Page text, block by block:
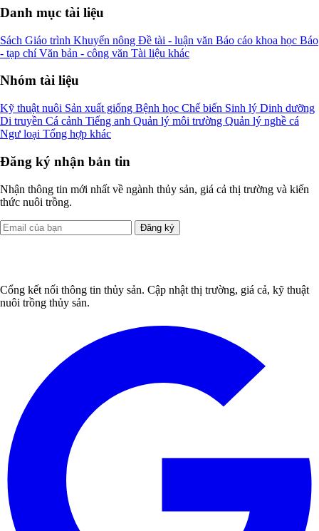
Danh mục tài liệu
Sách Giáo trình Khuyến nông Đề tài - luận văn Báo cáo khoa học Báo
- tạp chíVăn bản - công văn Tài liệu khác
Nhóm tài liệu
Kỹ thuật nuôi Sản xuất giống Bệnh học Chế biến Sinh lý Dinh dưỡng
Di truyền Cá cảnh Tiếng anh Quản lý môi trường Quản lý nghề cá
Ngư loại Tổng hợp khác
Đăng ký nhận bản tin
Nhận thông tin mới nhất về ngành thủy sản, giá cả thị trường và kiến
thức nuôi trồng.
Đăng ký
Cổng kết nối thông tin thủy sản. Cập nhật thị trường, giá cả, kỹ thuật
nuôi trồng thủy sản.